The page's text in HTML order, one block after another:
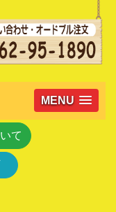
MENU
て